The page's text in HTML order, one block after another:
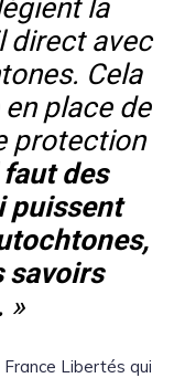
la
direct avec
Cela
place de
protection
des
puissent
savoirs
»
France Libertés qui